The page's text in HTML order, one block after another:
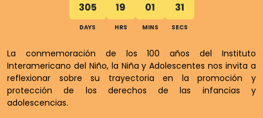
305
DAYS
19
HRS
01
MINS
30
SECS
La conmemoración de los 100 años del Instituto
Interamericano del Niño, la Niña y Adolescentes nos invita a
reflexionar sobre su trayectoria en la promoción y
protección de los derechos de las infancias y
adolescencias.